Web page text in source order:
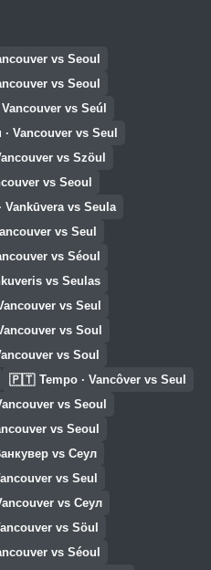
vs Seoul
vs Seoul
vs Seúl
Vancouver vs Seul
vs Szöul
vs Seoul
Vankūvera vs Seula
vs Seul
vs Séoul
vs Seulas
vs Seul
vs Soul
vs Soul
🇵🇹 Tempo · Vancôver vs Seul
vs Seoul
vs Seoul
vs Сеул
vs Seul
vs Сеул
vs Söul
vs Séoul